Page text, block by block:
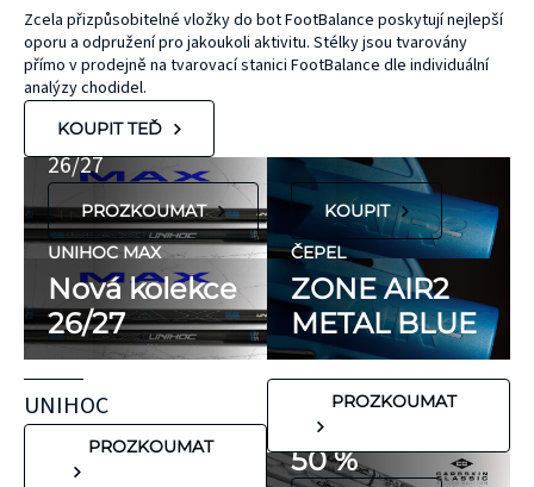
Zcela přizpůsobitelné vložky do bot FootBalance poskytují nejlepší
oporu a odpružení pro jakoukoli aktivitu. Stélky jsou tvarovány
přímo v prodejně na tvarovací stanici FootBalance dle individuální
analýzy chodidel.
KOUPIT TEĎ
UNIHOC
MAX
Nová kolekce
26/27
PROZKOUMAT
UNIHOC MAX
Nová kolekce
26/27
UNIHOC
PROZKOUMAT
ČEPEL
ZONE
KOUPIT
ČEPEL
ZONE AIR2
METAL BLUE
PROZKOUMAT
FLORBALOVÉ HOLE
UNIHOC
CARBSKIN
SE SLEVOU
50 %
bez latexu a
přírodního
hypoalergenní,
neobsahují latex
ani přírodní
kaučuk. Obsahují
minimum
potenciálně
nežádoucích látek,
které mohou
vyvolat alergické
reakce. Pokud ale